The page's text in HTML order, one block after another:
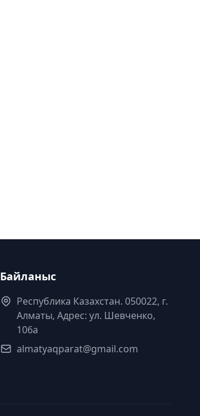
Байланыс
Республика Казахстан. 050022, г.
Алматы, Адрес: ул. Шевченко,
106а
almatyaqparat@gmail.com